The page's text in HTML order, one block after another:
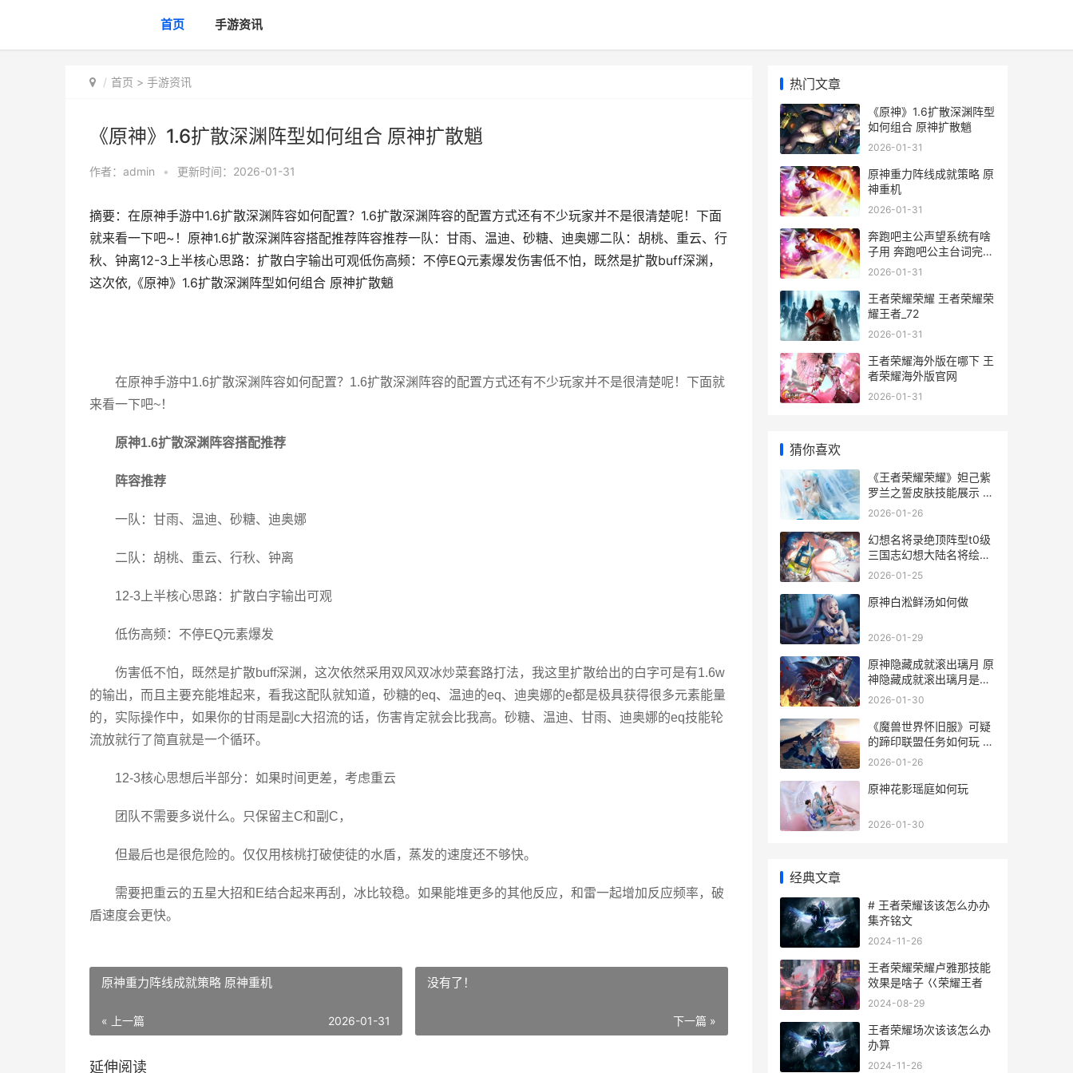
首页 手游资讯
首页 > 手游资讯
《原神》1.6扩散深渊阵型如何组合 原神扩散魈
作者： admin • 更新时间：2026-01-31
摘要：在原神手游中1.6扩散深渊阵容如何配置？1.6扩散深渊阵容的配置方式还有不少玩家并不是很清楚呢！下面
就来看一下吧~！原神1.6扩散深渊阵容搭配推荐阵容推荐一队：甘雨、温迪、砂糖、迪奥娜二队：胡桃、重云、行
秋、钟离12-3上半核心思路：扩散白字输出可观低伤高频：不停EQ元素爆发伤害低不怕，既然是扩散buff深渊，
这次依,《原神》1.6扩散深渊阵型如何组合 原神扩散魈
在原神手游中1.6扩散深渊阵容如何配置？1.6扩散深渊阵容的配置方式还有不少玩家并不是很清楚呢！下面就
来看一下吧~！
原神1.6扩散深渊阵容搭配推荐
阵容推荐
一队：甘雨、温迪、砂糖、迪奥娜
二队：胡桃、重云、行秋、钟离
12-3上半核心思路：扩散白字输出可观
低伤高频：不停EQ元素爆发
伤害低不怕，既然是扩散buff深渊，这次依然采用双风双冰炒菜套路打法，我这里扩散给出的白字可是有1.6w
的输出，而且主要充能堆起来，看我这配队就知道，砂糖的eq、温迪的eq、迪奥娜的e都是极具获得很多元素能量
的，实际操作中，如果你的甘雨是副c大招流的话，伤害肯定就会比我高。砂糖、温迪、甘雨、迪奥娜的eq技能轮
流放就行了简直就是一个循环。
12-3核心思想后半部分：如果时间更差，考虑重云
团队不需要多说什么。只保留主C和副C，
但最后也是很危险的。仅仅用核桃打破使徒的水盾，蒸发的速度还不够快。
需要把重云的五星大招和E结合起来再刮，冰比较稳。如果能堆更多的其他反应，和雷一起增加反应频率，破
盾速度会更快。
原神重力阵线成就策略 原神重机
« 上一篇 2026-01-31
没有了！
下一篇 »
延伸阅读
热门文章
《原神》1.6扩散深渊阵型
如何组合 原神扩散魈
2026-01-31
原神重力阵线成就策略 原
神重机
2026-01-31
奔跑吧主公声望系统有啥
子用 奔跑吧公主台词完整
版
2026-01-31
王者荣耀荣耀 王者荣耀荣
耀王者_72
2026-01-31
王者荣耀海外版在哪下 王
者荣耀海外版官网
2026-01-31
猜你喜欢
《王者荣耀荣耀》妲己紫
罗兰之誓皮肤技能展示 王
者荣耀荣耀称号在哪里设
2026-01-26
幻想名将录绝顶阵型t0级
三国志幻想大陆名将绘卷
怎么搞
2026-01-25
原神白淞鲜汤如何做
2026-01-29
原神隐藏成就滚出璃月 原
神隐藏成就滚出璃月是真
是假
2026-01-30
《魔兽世界怀旧服》可疑
的蹄印联盟任务如何玩 魔
兽世界怀旧服巫妖王之怒
2026-01-26
原神花影瑶庭如何玩
2026-01-30
经典文章
# 王者荣耀该该怎么办办
集齐铭文
2024-11-26
王者荣耀荣耀卢雅那技能
效果是啥子 巜荣耀王者
2024-08-29
王者荣耀场次该该怎么办
办算
2024-11-26